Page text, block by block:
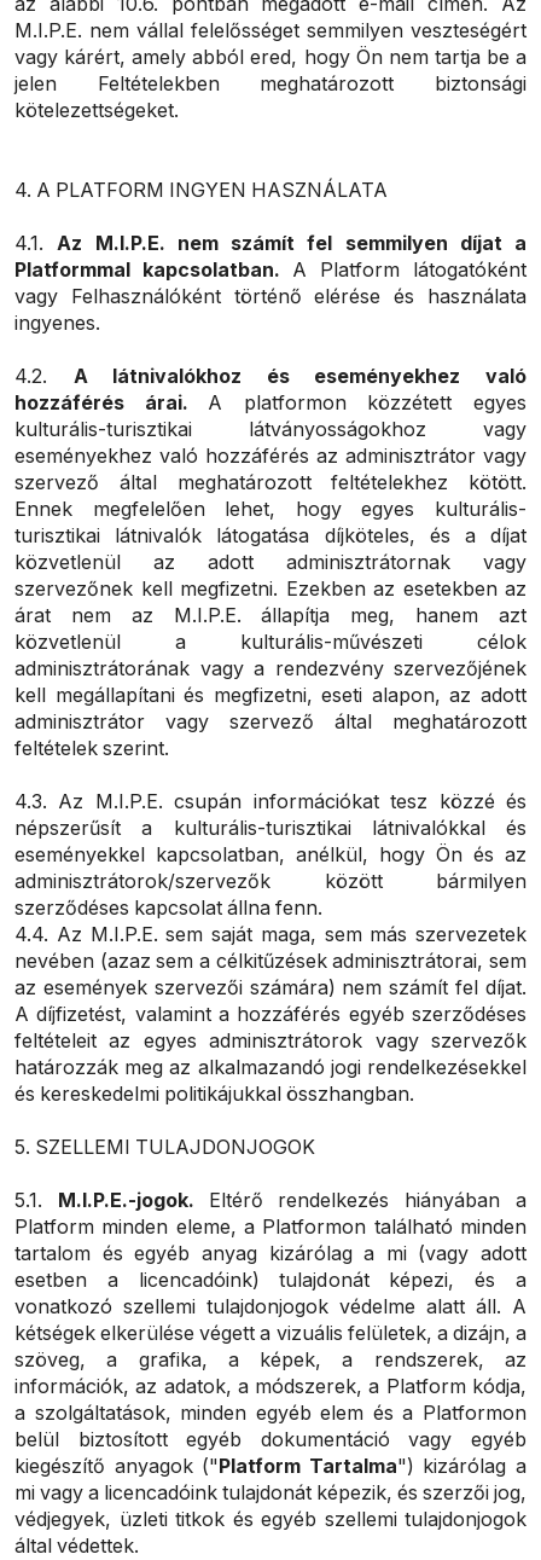
M.I.P.E. nem vállal felelősséget semmilyen veszteségért
vagy kárért, amely abból ered, hogy Ön nem tartja be a
jelen Feltételekben meghatározott biztonsági
kötelezettségeket.
4. A PLATFORM INGYEN HASZNÁLATA
4.1.Az M.I.P.E. nem számít fel semmilyen díjat a
Platformmal kapcsolatban. A Platform látogatóként
vagy Felhasználóként történő elérése és használata
ingyenes.
4.2. A látnivalókhoz és eseményekhez való
hozzáférés árai. A platformon közzétett egyes
kulturális-turisztikai látványosságokhoz vagy
eseményekhez való hozzáférés az adminisztrátor vagy
szervező által meghatározott feltételekhez kötött.
Ennek megfelelően lehet, hogy egyes kulturális-
turisztikai látnivalók látogatása díjköteles, és a díjat
közvetlenül az adott adminisztrátornak vagy
szervezőnek kell megfizetni. Ezekben az esetekben az
árat nem az M.I.P.E. állapítja meg, hanem azt
közvetlenül a kulturális-művészeti célok
adminisztrátorának vagy a rendezvény szervezőjének
kell megállapítani és megfizetni, eseti alapon, az adott
adminisztrátor vagy szervező által meghatározott
feltételek szerint.
4.3. Az M.I.P.E. csupán információkat tesz közzé és
népszerűsít a kulturális-turisztikai látnivalókkal és
eseményekkel kapcsolatban, anélkül, hogy Ön és az
adminisztrátorok/szervezők között bármilyen
szerződéses kapcsolat állna fenn.
4.4. Az M.I.P.E. sem saját maga, sem más szervezetek
nevében (azaz sem a célkitűzések adminisztrátorai, sem
az események szervezői számára) nem számít fel díjat.
A díjfizetést, valamint a hozzáférés egyéb szerződéses
feltételeit az egyes adminisztrátorok vagy szervezők
határozzák meg az alkalmazandó jogi rendelkezésekkel
és kereskedelmi politikájukkal összhangban.
5. SZELLEMI TULAJDONJOGOK
5.1. M.I.P.E.-jogok. Eltérő rendelkezés hiányában a
Platform minden eleme, a Platformon található minden
tartalom és egyéb anyag kizárólag a mi (vagy adott
esetben a licencadóink) tulajdonát képezi, és a
vonatkozó szellemi tulajdonjogok védelme alatt áll. A
kétségek elkerülése végett a vizuális felületek, a dizájn, a
szöveg, a grafika, a képek, a rendszerek, az
információk, az adatok, a módszerek, a Platform kódja,
a szolgáltatások, minden egyéb elem és a Platformon
belül biztosított egyéb dokumentáció vagy egyéb
kiegészítő anyagok ("Platform Tartalma") kizárólag a
mi vagy a licencadóink tulajdonát képezik, és szerzői jog,
védjegyek, üzleti titkok és egyéb szellemi tulajdonjogok
által védettek.